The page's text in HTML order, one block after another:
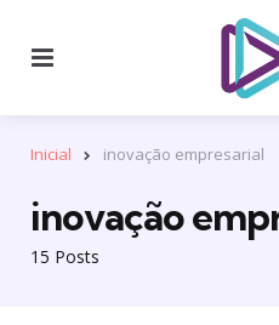
Inicial inovação empresarial
15 Posts
inovação